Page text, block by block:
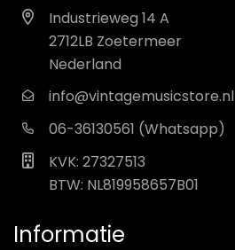
Industrieweg 14 A
2712LB Zoetermeer
Nederland
info@vintagemusicstore.nl
06-36130561 (Whatsapp)
KVK: 27327513
BTW: NL819958657B01
Informatie